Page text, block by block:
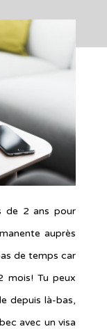
de 2 ans pour
auprès
de temps car
mois! Tu peux
depuis là-bas,
avec un visa